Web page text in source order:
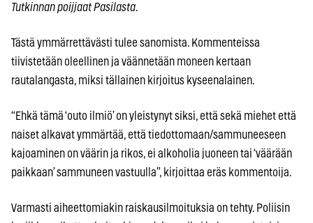
Tutkinnan poijjaat Pasilasta.
Tästä ymmärrettävästi tulee sanomista. Kommenteissa
tiivistetään oleellinen ja väännetään moneen kertaan
rautalangasta, miksi tällainen kirjoitus kyseenalainen.
“Ehkä tämä ‘outo ilmiö’ on yleistynyt siksi, että sekä miehet että
naiset alkavat ymmärtää, että tiedottomaan/sammuneeseen
kajoaminen on väärin ja rikos, ei alkoholia juoneen tai ‘väärään
paikkaan’ sammuneen vastuulla”, kirjoittaa eräs kommentoija.
Varmasti aiheettomiakin raiskausilmoituksia on tehty. Poliisin